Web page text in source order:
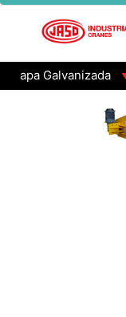
Galvanizada